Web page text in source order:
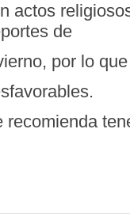
actos
de
por lo
recomienda